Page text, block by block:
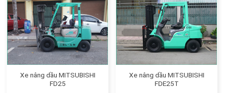
Xe nâng dầu MITSUBISHI
FD25
Xe nâng dầu MITSUBISHI
FDE25T